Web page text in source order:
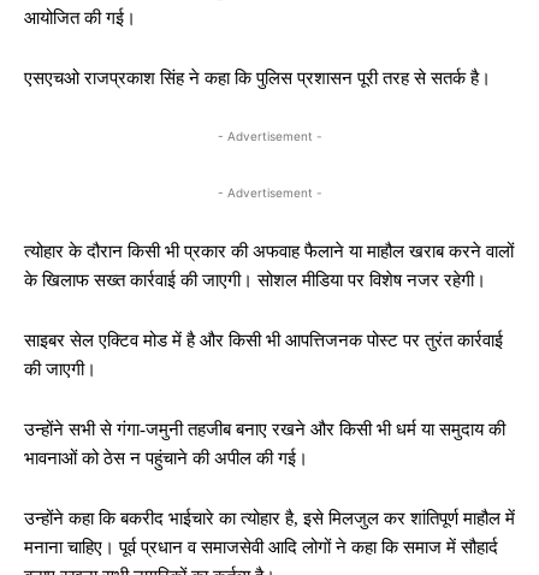
आयोजित की गई।
एसएचओ राजप्रकाश सिंह ने कहा कि पुलिस प्रशासन पूरी तरह से सतर्क है।
- Advertisement -
- Advertisement -
त्योहार के दौरान किसी भी प्रकार की अफवाह फैलाने या माहौल खराब करने वालों
के खिलाफ सख्त कार्रवाई की जाएगी। सोशल मीडिया पर विशेष नजर रहेगी।
साइबर सेल एक्टिव मोड में है और किसी भी आपत्तिजनक पोस्ट पर तुरंत कार्रवाई
की जाएगी।
उन्होंने सभी से गंगा-जमुनी तहजीब बनाए रखने और किसी भी धर्म या समुदाय की
भावनाओं को ठेस न पहुंचाने की अपील की गई।
उन्होंने कहा कि बकरीद भाईचारे का त्योहार है, इसे मिलजुल कर शांतिपूर्ण माहौल में
मनाना चाहिए। पूर्व प्रधान व समाजसेवी आदि लोगों ने कहा कि समाज में सौहार्द